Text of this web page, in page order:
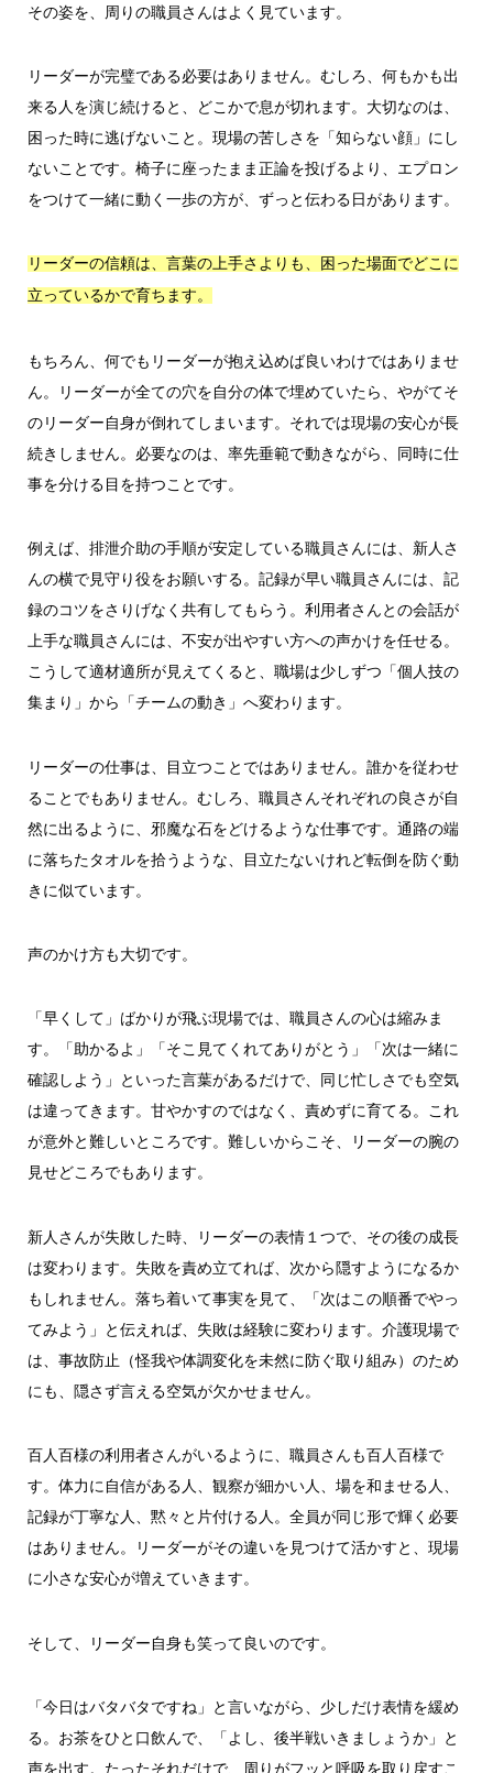
その姿を、周りの職員さんはよく見ています。
リーダーが完璧である必要はありません。むしろ、何もかも出
来る人を演じ続けると、どこかで息が切れます。大切なのは、
困った時に逃げないこと。現場の苦しさを「知らない顔」にし
ないことです。椅子に座ったまま正論を投げるより、エプロン
をつけて一緒に動く一歩の方が、ずっと伝わる日があります。
リーダーの信頼は、言葉の上手さよりも、困った場面でどこに
立っているかで育ちます。
もちろん、何でもリーダーが抱え込めば良いわけではありませ
ん。リーダーが全ての穴を自分の体で埋めていたら、やがてそ
のリーダー自身が倒れてしまいます。それでは現場の安心が長
続きしません。必要なのは、率先垂範で動きながら、同時に仕
事を分ける目を持つことです。
例えば、排泄介助の手順が安定している職員さんには、新人さ
んの横で見守り役をお願いする。記録が早い職員さんには、記
録のコツをさりげなく共有してもらう。利用者さんとの会話が
上手な職員さんには、不安が出やすい方への声かけを任せる。
こうして適材適所が見えてくると、職場は少しずつ「個人技の
集まり」から「チームの動き」へ変わります。
リーダーの仕事は、目立つことではありません。誰かを従わせ
ることでもありません。むしろ、職員さんそれぞれの良さが自
然に出るように、邪魔な石をどけるような仕事です。通路の端
に落ちたタオルを拾うような、目立たないけれど転倒を防ぐ動
きに似ています。
声のかけ方も大切です。
「早くして」ばかりが飛ぶ現場では、職員さんの心は縮みま
す。「助かるよ」「そこ見てくれてありがとう」「次は一緒に
確認しよう」といった言葉があるだけで、同じ忙しさでも空気
は違ってきます。甘やかすのではなく、責めずに育てる。これ
が意外と難しいところです。難しいからこそ、リーダーの腕の
見せどころでもあります。
新人さんが失敗した時、リーダーの表情１つで、その後の成長
は変わります。失敗を責め立てれば、次から隠すようになるか
もしれません。落ち着いて事実を見て、「次はこの順番でやっ
てみよう」と伝えれば、失敗は経験に変わります。介護現場で
は、事故防止（怪我や体調変化を未然に防ぐ取り組み）のため
にも、隠さず言える空気が欠かせません。
百人百様の利用者さんがいるように、職員さんも百人百様で
す。体力に自信がある人、観察が細かい人、場を和ませる人、
記録が丁寧な人、黙々と片付ける人。全員が同じ形で輝く必要
はありません。リーダーがその違いを見つけて活かすと、現場
に小さな安心が増えていきます。
そして、リーダー自身も笑って良いのです。
「今日はバタバタですね」と言いながら、少しだけ表情を緩め
る。お茶をひと口飲んで、「よし、後半戦いきましょうか」と
声を出す。たったそれだけで、周りがフッと呼吸を取り戻すこ